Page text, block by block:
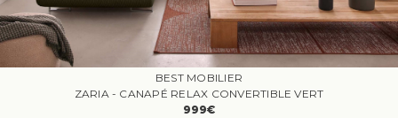
BEST MOBILIER
ZARIA - CANAPÉ RELAX CONVERTIBLE VERT
999€